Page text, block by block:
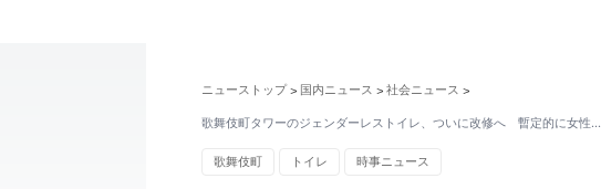
ニューストップ > 国内ニュース > 社会ニュース >
歌舞伎町タワーのジェンダーレストイレ、ついに改修へ 暫定的に女性…
歌舞伎町 トイレ 時事ニュース